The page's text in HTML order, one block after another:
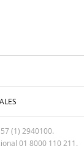
(1) 2940100.
01 8000 110 211.